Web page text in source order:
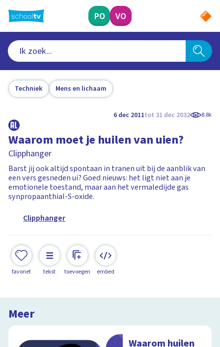
naar
hoofdinhoud
PO VO
Techniek Mens en lichaam
6 dec 2011tot 31 dec 2032 8.8k
Waarom moet je huilen van uien?
Clipphanger
Barst jij ook altijd spontaan in tranen uit bij de aanblik van
een vers gesneden ui? Goed nieuws: het ligt niet aan je
emotionele toestand, maar aan het vermaledijde gas
synpropaanthial-S-oxide.
Clipphanger
favoriet tekst toevoegen embed
Meer
Waarom huilen